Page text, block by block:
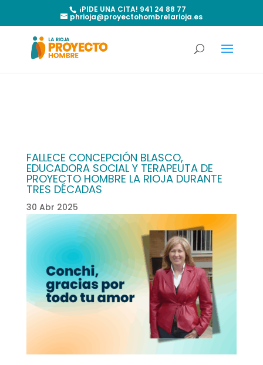
¡PIDE UNA CITA! 941 24 88 77
phrioja@proyectohombrelarioja.es
FALLECE CONCEPCIÓN BLASCO,
EDUCADORA SOCIAL Y TERAPEUTA DE
PROYECTO HOMBRE LA RIOJA DURANTE
TRES DÉCADAS
30 Abr 2025